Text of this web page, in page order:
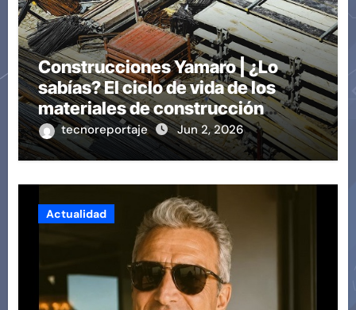
Construcciones Yamaro | ¿Lo
sabías? El ciclo de vida de los
materiales de construcción
revoluciona eficiencia en
proyectos modernos
tecnoreportaje Jun 2, 2026
Actualidad